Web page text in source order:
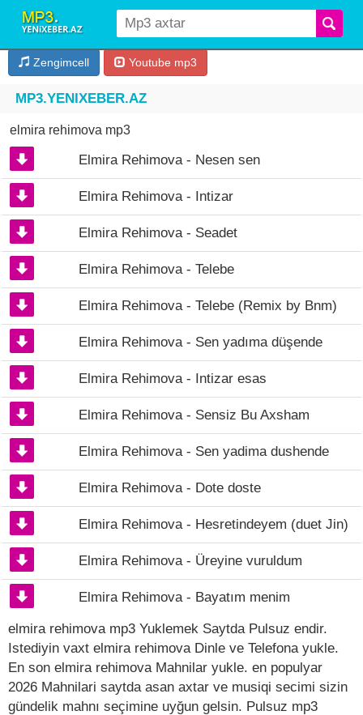
Zengimcell Youtube mp3
MP3.YENIXEBER.AZ
elmira rehimova mp3
Elmira Rehimova - Nesen sen
Elmira Rehimova - Intizar
Elmira Rehimova - Seadet
Elmira Rehimova - Telebe
Elmira Rehimova - Telebe (Remix by Bnm)
Elmira Rehimova - Sen yadıma düşende
Elmira Rehimova - Intizar esas
Elmira Rehimova - Sensiz Bu Axsham
Elmira Rehimova - Sen yadima dushende
Elmira Rehimova - Dote doste
Elmira Rehimova - Hesretindeyem (duet Jin)
Elmira Rehimova - Üreyine vuruldum
Elmira Rehimova - Bayatım menim
elmira rehimova mp3 Yuklemek Saytda Pulsuz endir.
Istediyin vaxt elmira rehimova Dinle ve Telefona yukle.
En son elmira rehimova Mahnilar yukle. en populyar
2026 Mahnilari saytda asan axtar ve musiqi secimi sizin
gündelik mahnı seçimine uyğun gelsin. Pulsuz mp3